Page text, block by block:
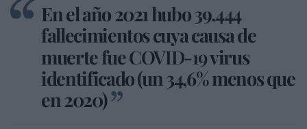
En el año 2021 hubo 39.444
fallecimientos cuya causa de
muerte fueCOVID-19virus
identificado (un 34,6% menos que
en 2020)